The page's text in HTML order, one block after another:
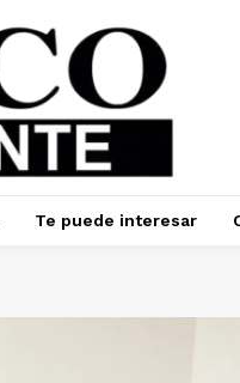
Te puede interesar